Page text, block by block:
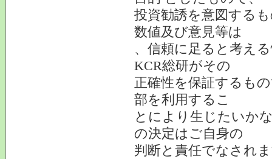
投資勧誘を意図する
数値及び意見等は
、信頼に足ると考え
KCR総研がその
正確性を保証するも
部を利用するこ
とにより生じたいか
の決定はご自身の
判断と責任でなされ